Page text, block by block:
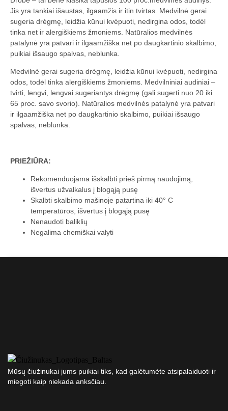
Jis yra tankiai išaustas, ilgaamžis ir itin tvirtas. Medvilnė gerai
sugeria drėgmę, leidžia kūnui kvėpuoti, nedirgina odos, todėl
tinka net ir alergiškiems žmoniems. Natūralios medvilnės
patalynė yra patvari ir ilgaamžiška net po daugkartinio skalbimo,
puikiai išsaugo spalvas, neblunka.
Medvilnė gerai sugeria drėgmę, leidžia kūnui kvėpuoti, nedirgina
odos, todėl tinka alergiškiems žmoniems. Medvilniniai audiniai –
tvirti, lengvi, lengvai sugeriantys drėgmę (gali sugerti nuo 20 iki
65 proc. savo svorio). Natūralios medvilnės patalynė yra patvari
ir ilgaamžiška net po daugkartinio skalbimo, puikiai išsaugo
spalvas, neblunka.
PRIEŽIŪRA:
Rekomenduojama išskalbti prieš pirmą naudojimą,
išvertus užvalkalus į blogąją pusę
Skalbti skalbimo mašinoje patartina iki 40° C
temperatūros, išvertus į blogąją pusę
Nenaudoti baliklių
Negalima chemiškai valyti
Mūsų čiužinukai jums puikiai tiks, kad galėtumėte atsipalaiduoti ir
miegoti kaip niekada anksčiau.